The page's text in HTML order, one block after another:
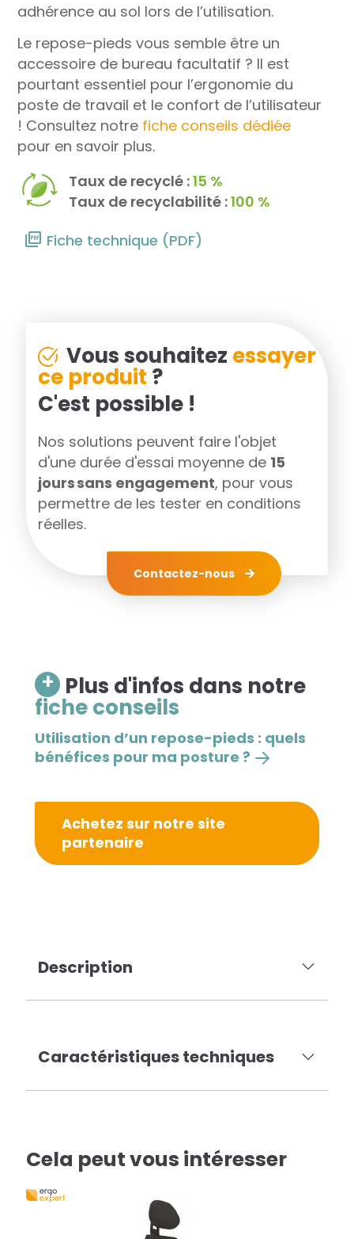
adhérence au sol lors de l’utilisation.
Le repose-pieds vous semble être un
accessoire de bureau facultatif ? Il est
pourtant essentiel pour l’ergonomie du
poste de travail et le confort de l’utilisateur
! Consultez notre fiche conseils dédiée
pour en savoir plus.
Taux de recyclé :15 %
Taux de recyclabilité :100 %
Fiche technique (PDF)
+ Plus d'infos dans notre
fiche conseils
Utilisation d’un repose-pieds : quels
bénéfices pour ma posture ?
Achetez sur notre site
partenaire
Vous souhaitez essayer
ce produit ?
C'est possible !
Nos solutions peuvent faire l'objet
d'une durée d'essai moyenne de 15
jours sans engagement, pour vous
permettre de les tester en conditions
réelles.
Contactez-nous
Description
Caractéristiques techniques
Cela peut vous intéresser